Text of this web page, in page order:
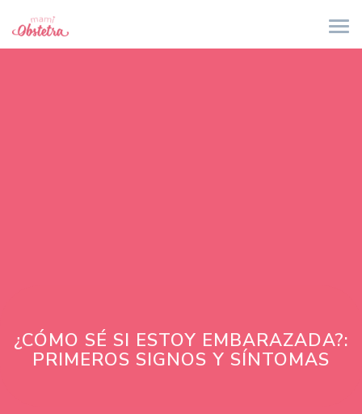
¿CÓMO SÉ SI ESTOY EMBARAZADA?:
PRIMEROS SIGNOS Y SÍNTOMAS